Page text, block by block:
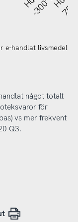
e-handlat livsmedel
något totalt
för
vs mer frekvent
Q3.